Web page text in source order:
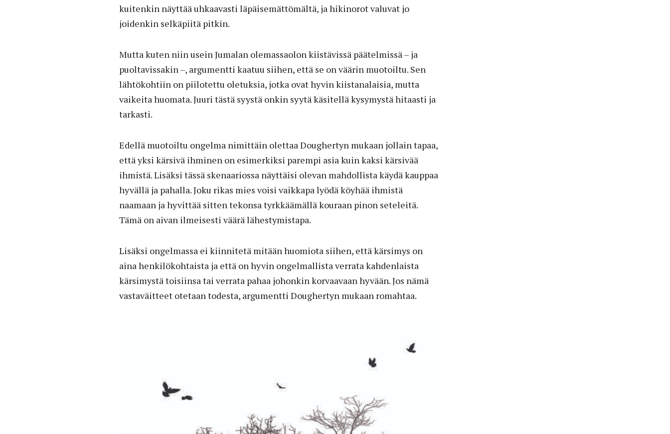
kuitenkin näyttää uhkaavasti läpäisemättömältä, ja hikinorot valuvat jo
joidenkin selkäpiitä pitkin.
Mutta kuten niin usein Jumalan olemassaolon kiistävissä päätelmissä – ja
puoltavissakin –, argumentti kaatuu siihen, että se on väärin muotoiltu. Sen
lähtökohtiin on piilotettu oletuksia, jotka ovat hyvin kiistanalaisia, mutta
vaikeita huomata. Juuri tästä syystä onkin syytä käsitellä kysymystä hitaasti ja
tarkasti.
Edellä muotoiltu ongelma nimittäin olettaa Doughertyn mukaan jollain tapaa,
että yksi kärsivä ihminen on esimerkiksi parempi asia kuin kaksi kärsivää
ihmistä. Lisäksi tässä skenaariossa näyttäisi olevan mahdollista käydä kauppaa
hyvällä ja pahalla. Joku rikas mies voisi vaikkapa lyödä köyhää ihmistä
naamaan ja hyvittää sitten tekonsa tyrkkäämällä kouraan pinon seteleitä.
Tämä on aivan ilmeisesti väärä lähestymistapa.
Lisäksi ongelmassa ei kiinnitetä mitään huomiota siihen, että kärsimys on
aina henkilökohtaista ja että on hyvin ongelmallista verrata kahdenlaista
kärsimystä toisiinsa tai verrata pahaa johonkin korvaavaan hyvään. Jos nämä
vastaväitteet otetaan todesta, argumentti Doughertyn mukaan romahtaa.